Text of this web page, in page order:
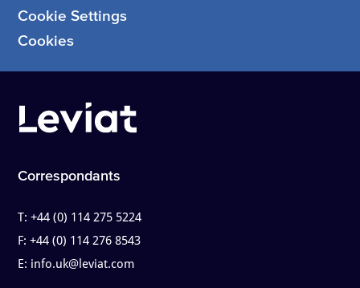
Cookie Settings
Cookies
Correspondants
T:+44 (0) 114 275 5224
F:+44 (0) 114 276 8543
E: info.uk@leviat.com